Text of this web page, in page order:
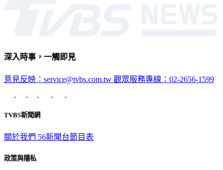
深入時事，一觸即見
意見反映：service@tvbs.com.tw 觀眾服務專線：02-2656-1599
TVBS新聞網
關於我們 56新聞台節目表
政策與隱私